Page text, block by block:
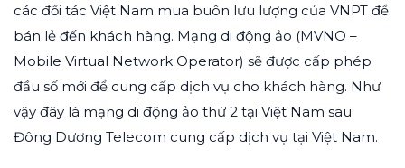
các đối tác Việt Nam mua buôn lưu lượng của VNPT để
bán lẻ đến khách hàng. Mạng di động ảo (MVNO –
Mobile Virtual Network Operator) sẽ được cấp phép
đầu số mới để cung cấp dịch vụ cho khách hàng. Như
vậy đây là mạng di động ảo thứ 2 tại Việt Nam sau
Đông Dương Telecom cung cấp dịch vụ tại Việt Nam.